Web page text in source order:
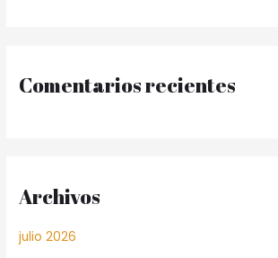
Comentarios recientes
Archivos
julio 2026